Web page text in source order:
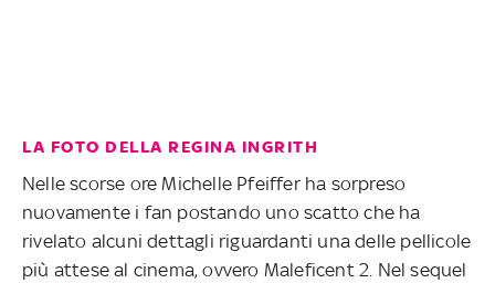
LA FOTO DELLA REGINA INGRITH
Nelle scorse ore Michelle Pfeiffer ha sorpreso
nuovamente i fan postando uno scatto che ha
rivelato alcuni dettagli riguardanti una delle pellicole
più attese al cinema, ovvero Maleficent 2. Nel sequel